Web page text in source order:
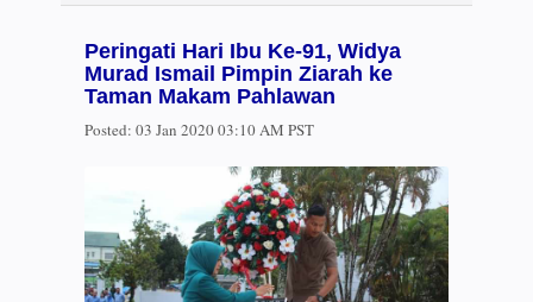
Peringati Hari Ibu Ke-91, Widya
Murad Ismail Pimpin Ziarah ke
Taman Makam Pahlawan
Posted: 03 Jan 2020 03:10 AM PST